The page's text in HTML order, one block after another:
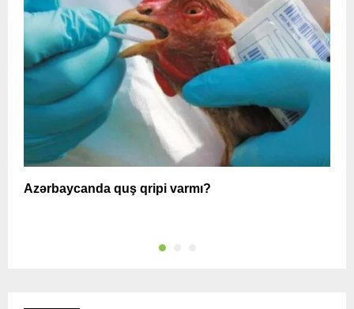
Azərbaycanda quş qripi varmı?